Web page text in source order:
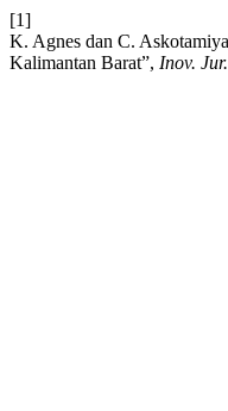
[1]
K. Agnes dan C.
Kalimantan Barat”, Inov.